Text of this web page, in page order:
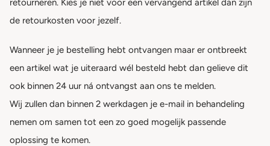
retourneren. Kies je niet voor een vervangend artikel dan zijn
de retourkosten voor jezelf.
Wanneer je je bestelling hebt ontvangen maar er ontbreekt
een artikel wat je uiteraard wél besteld hebt dan gelieve dit
ook binnen 24 uur ná ontvangst aan ons te melden.
Wij zullen dan binnen 2 werkdagen je e-mail in behandeling
nemen om samen tot een zo goed mogelijk passende
oplossing te komen.